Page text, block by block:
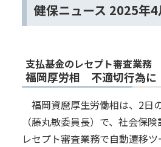
健保ニュース 2025年
支払基金のレセプト審査業務
福岡厚労相 不適切行為に
福岡資麿厚生労働相は、2日
（藤丸敏委員長）で、社会保
レセプト審査業務で自動遷移